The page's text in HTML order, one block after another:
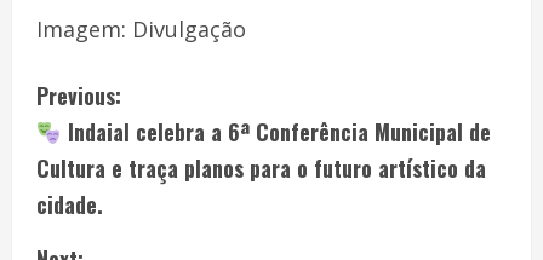
Imagem: Divulgação
Previous:
Indaial celebra a 6ª Conferência Municipal de
Cultura e traça planos para o futuro artístico da
cidade.